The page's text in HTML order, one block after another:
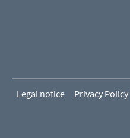
Legal notice Privacy Policy